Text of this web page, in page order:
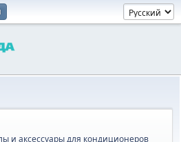
и аксессуары для кондиционеров